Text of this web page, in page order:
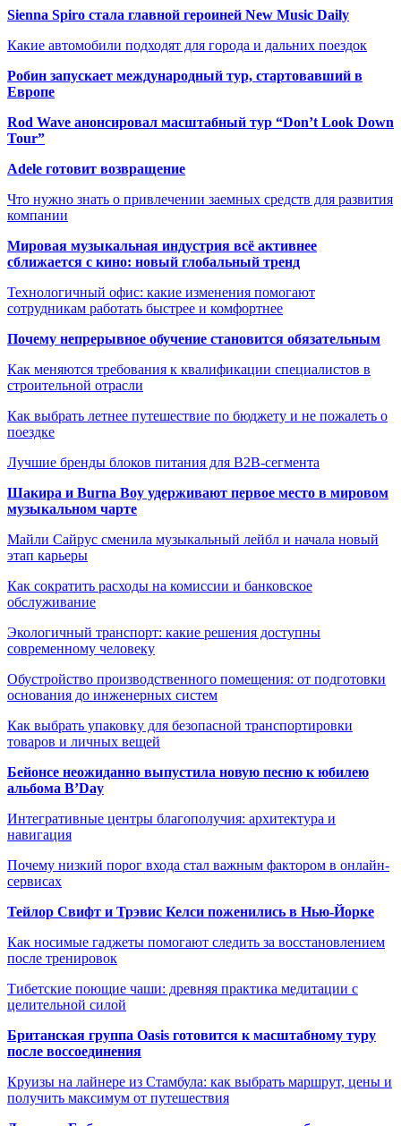
Sienna Spiro стала главной героиней New Music Daily
Какие автомобили подходят для города и дальних поездок
Робин запускает международный тур, стартовавший в
Европе
Rod Wave анонсировал масштабный тур “Don’t Look Down
Tour”
Adele готовит возвращение
Что нужно знать о привлечении заемных средств для развития
компании
Мировая музыкальная индустрия всё активнее
сближается с кино: новый глобальный тренд
Технологичный офис: какие изменения помогают
сотрудникам работать быстрее и комфортнее
Почему непрерывное обучение становится обязательным
Как меняются требования к квалификации специалистов в
строительной отрасли
Как выбрать летнее путешествие по бюджету и не пожалеть о
поездке
Лучшие бренды блоков питания для B2B-сегмента
Шакира и Burna Boy удерживают первое место в мировом
музыкальном чарте
Майли Сайрус сменила музыкальный лейбл и начала новый
этап карьеры
Как сократить расходы на комиссии и банковское
обслуживание
Экологичный транспорт: какие решения доступны
современному человеку
Обустройство производственного помещения: от подготовки
основания до инженерных систем
Как выбрать упаковку для безопасной транспортировки
товаров и личных вещей
Бейонсе неожиданно выпустила новую песню к юбилею
альбома B’Day
Интегративные центры благополучия: архитектура и
навигация
Почему низкий порог входа стал важным фактором в онлайн-
сервисах
Тейлор Свифт и Трэвис Келси поженились в Нью-Йорке
Как носимые гаджеты помогают следить за восстановлением
после тренировок
Тибетские поющие чаши: древняя практика медитации с
целительной силой
Британская группа Oasis готовится к масштабному туру
после воссоединения
Круизы на лайнере из Стамбула: как выбрать маршрут, цены и
получить максимум от путешествия